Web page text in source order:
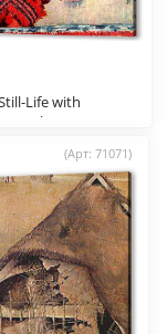
Life with
(Арт: 71071)